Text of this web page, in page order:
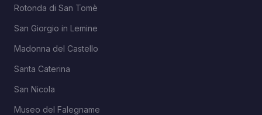
Rotonda di San Tomè
San Giorgio in Lemine
Madonna del Castello
Santa Caterina
San Nicola
Museo del Falegname